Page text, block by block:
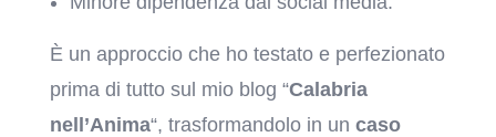
È un approccio che ho testato e perfezionato
prima di tutto sul mio blog “Calabria
nell’Anima“, trasformandolo in un caso